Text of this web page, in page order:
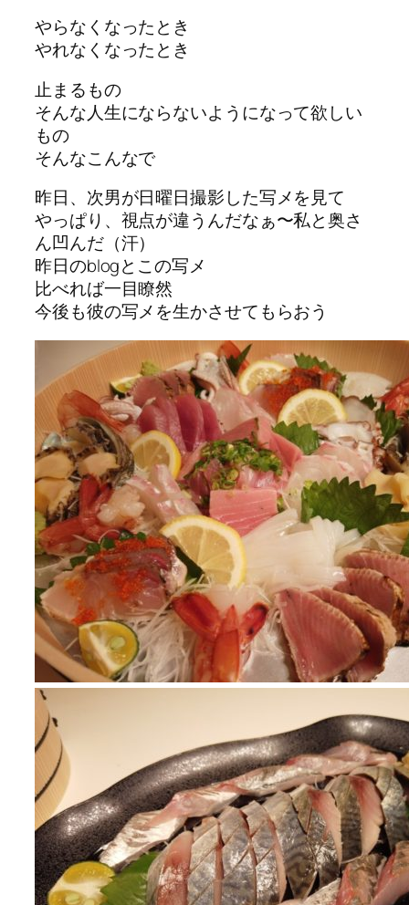
やらなくなったとき
やれなくなったとき
止まるもの
そんな人生にならないようになって欲しい
もの
そんなこんなで
昨日、次男が日曜日撮影した写メを見て
やっぱり、視点が違うんだなぁ〜私と奥さ
ん凹んだ（汗）
昨日のblogとこの写メ
比べれば一目瞭然
今後も彼の写メを生かさせてもらおう